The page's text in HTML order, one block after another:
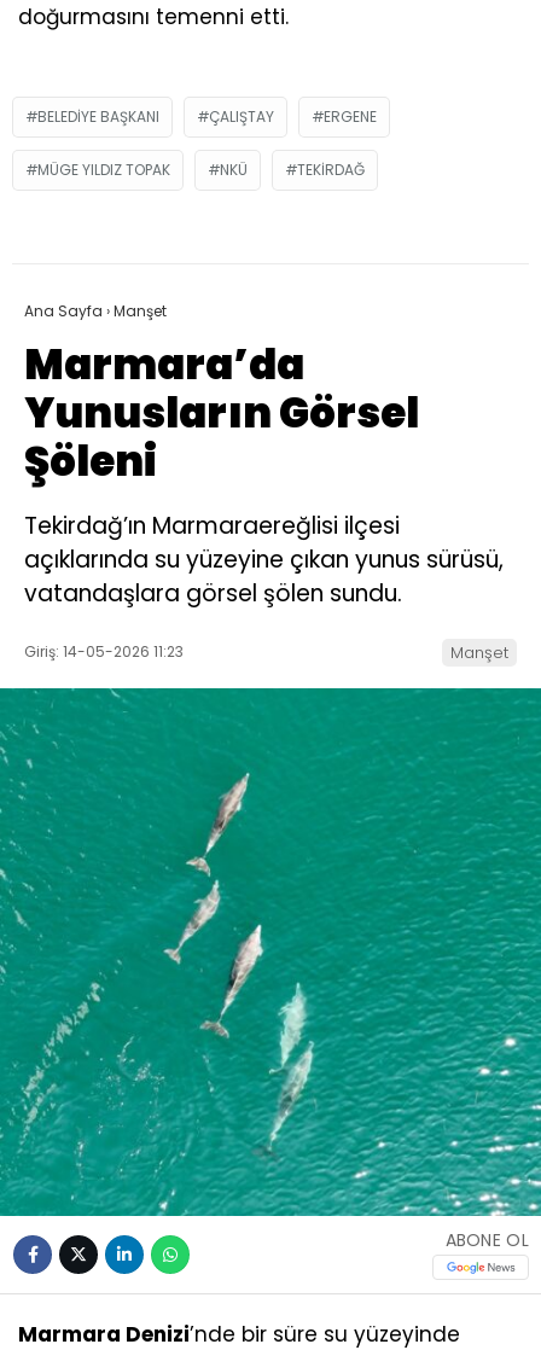
doğurmasını temenni etti.
BELEDIYE BAŞKANI ÇALIŞTAY ERGENE
MÜGE YILDIZ TOPAK NKÜ TEKIRDAĞ
Ana Sayfa ›Manşet
Marmara’da
Yunusların Görsel
Şöleni
Tekirdağ’ın Marmaraereğlisi ilçesi
açıklarında su yüzeyine çıkan yunus sürüsü,
vatandaşlara görsel şölen sundu.
Giriş: 14-05-2026 11:23 Manşet
ABONE OL
Marmara Denizi’nde bir süre su yüzeyinde